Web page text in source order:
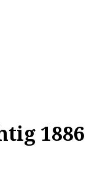
1886